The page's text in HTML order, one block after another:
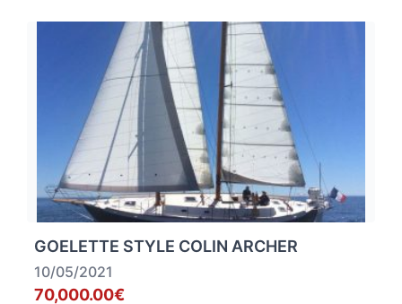
GOELETTE STYLE COLIN ARCHER
10/05/2021
70,000.00€